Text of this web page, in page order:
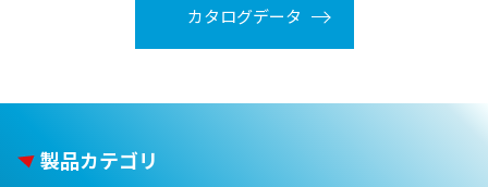
カタログデータ
製品カテゴリ